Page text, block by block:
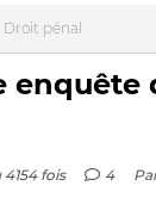
Droit pénal
enquête
4154 fois 4